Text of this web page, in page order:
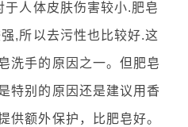
人体皮肤伤害较小.肥皂
,所以去污性也比较好.这
洗手的原因之一。但肥皂
特别的原因还是建议用香
供额外保护，比肥皂好。